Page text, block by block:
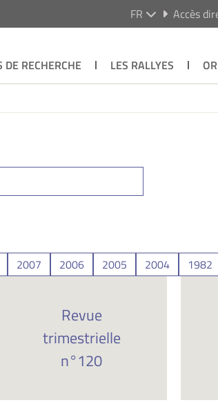
FR Accès
DE RECHERCHE LES RALLYES
2007 2006 2005 2004 1982
Revue
trimestrielle
n°120